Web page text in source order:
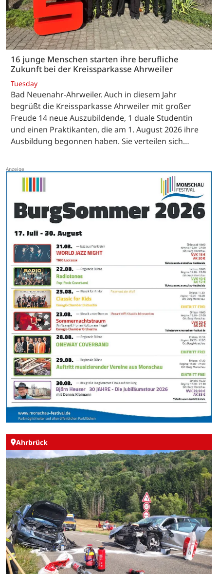
16 junge Menschen starten ihre berufliche
Zukunft bei der Kreissparkasse Ahrweiler
Tuesday
Bad Neuenahr-Ahrweiler. Auch in diesem Jahr
begrüßt die Kreissparkasse Ahrweiler mit großer
Freude 14 neue Auszubildende, 1 duale Studentin
und einen Praktikanten, die am 1. August 2026 ihre
Ausbildung begonnen haben. Sie verteilen sich…
Ahrbrück